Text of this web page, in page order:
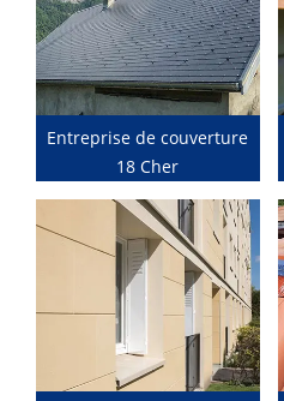
Entreprise de couverture
18 Cher